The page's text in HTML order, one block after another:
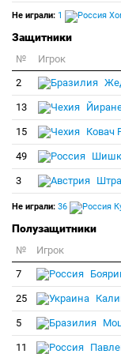
Не играли: 1
Защитники
№ Игрок
2
13
15 Ковач
49
3
Не играли: 36
Полузащитники
№ Игрок
7
25
5
11